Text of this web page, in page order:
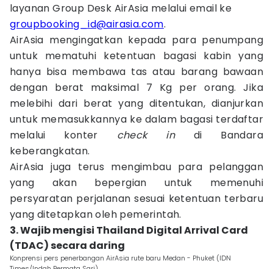
layanan Group Desk AirAsia melalui email ke
groupbooking_id@airasia.com.
AirAsia mengingatkan kepada para penumpang
untuk mematuhi ketentuan bagasi kabin yang
hanya bisa membawa tas atau barang bawaan
dengan berat maksimal 7 Kg per orang. Jika
melebihi dari berat yang ditentukan, dianjurkan
untuk memasukkannya ke dalam bagasi terdaftar
melalui konter check in di Bandara
keberangkatan.
AirAsia juga terus mengimbau para pelanggan
yang akan bepergian untuk memenuhi
persyaratan perjalanan sesuai ketentuan terbaru
yang ditetapkan oleh pemerintah.
3. Wajib mengisi Thailand Digital Arrival Card
(TDAC) secara daring
Konprensi pers penerbangan AirAsia rute baru Medan - Phuket (IDN